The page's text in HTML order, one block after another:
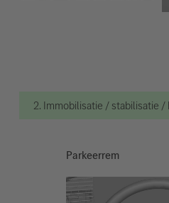
2. Immobilisatie / stabilisatie /
Parkeerrem